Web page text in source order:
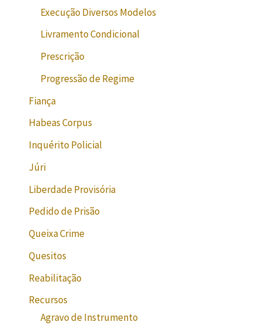
Execução Diversos Modelos
Livramento Condicional
Prescrição
Progressão de Regime
Fiança
Habeas Corpus
Inquérito Policial
Júri
Liberdade Provisória
Pedido de Prisão
Queixa Crime
Quesitos
Reabilitação
Recursos
Agravo de Instrumento